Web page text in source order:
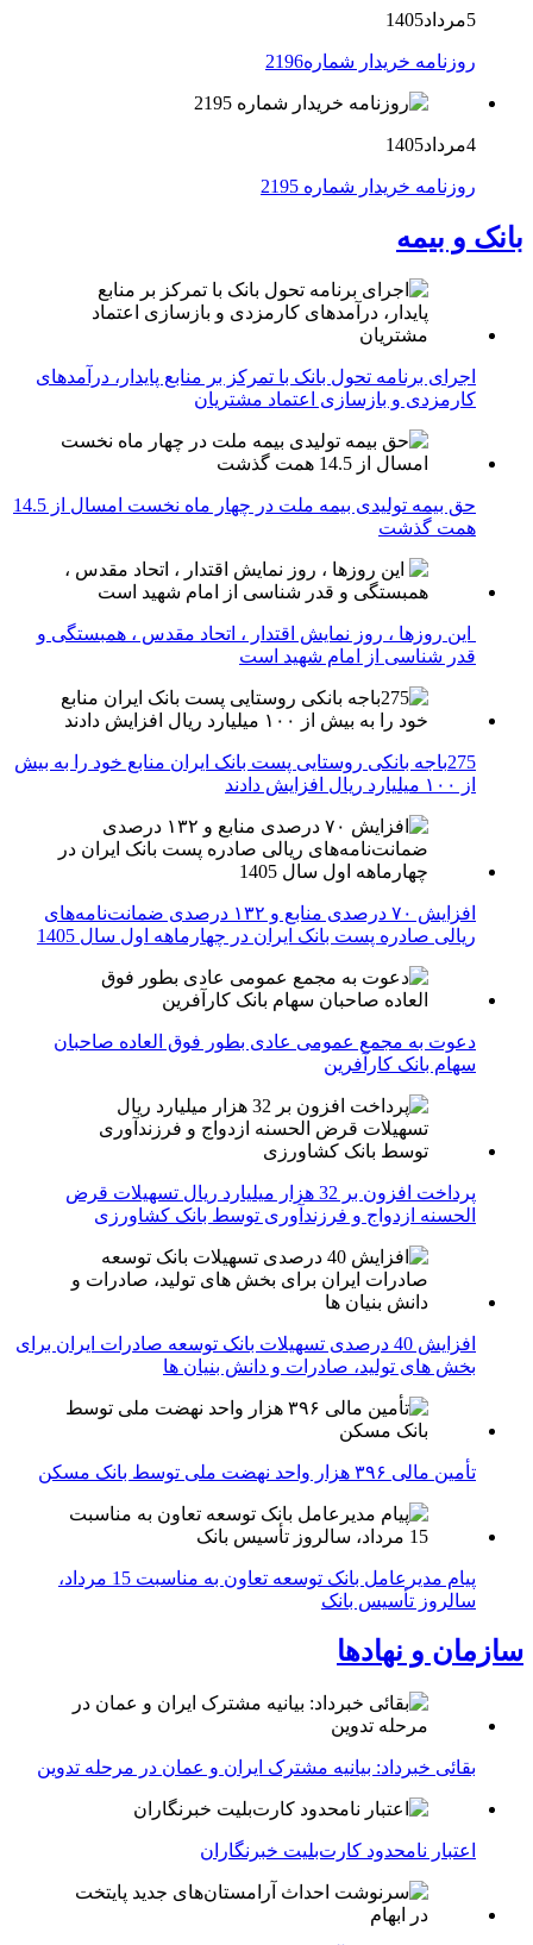
5مرداد1405
روزنامه خریدار شماره2196
4مرداد1405
روزنامه خریدار شماره 2195
بانک و بیمه
اجرای برنامه تحول بانک با تمرکز بر منابع پایدار، درآمدهای
کارمزدی و بازسازی اعتماد مشتریان
حق بیمه تولیدی بیمه ملت در چهار ماه نخست امسال از 14.5
همت گذشت
این روزها ، روز نمایش اقتدار ، اتحاد مقدس ، همبستگی و
قدر شناسی از امام شهید است
275باجه بانکی روستایی پست بانک ایران منابع خود را به بیش
از ۱۰۰ میلیارد ریال افزایش دادند
افزایش ۷۰ درصدی منابع و ۱۳۲ درصدی ضمانت‌نامه‌های
ریالی صادره پست بانک ایران در چهارماهه اول سال 1405
دعوت به مجمع عمومی عادی بطور فوق العاده صاحبان
سهام بانک کارآفرین
پرداخت افزون بر 32 هزار میلیارد ریال تسهیلات قرض
الحسنه ازدواج و فرزندآوری توسط بانک کشاورزی
افزایش 40 درصدی تسهیلات بانک توسعه صادرات ایران برای
بخش های تولید، صادرات و دانش بنیان ها
تأمین مالی ۳۹۶ هزار واحد نهضت ملی توسط بانک مسکن
پیام مدیرعامل بانک توسعه تعاون به مناسبت 15 مرداد،
سالروز تأسیس بانک
سازمان و نهادها
بقائی خبرداد: بیانیه مشترک ایران و عمان در مرحله تدوین
اعتبار نامحدود کارت‌بلیت خبرنگاران